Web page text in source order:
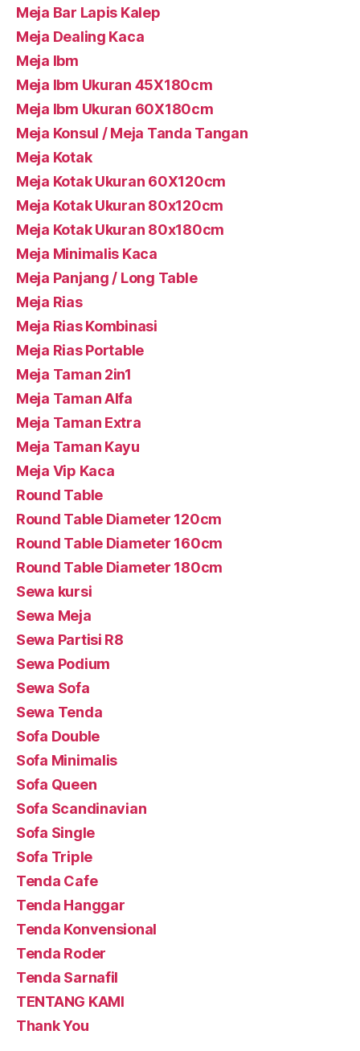
Meja Bar Lapis Kalep
Meja Dealing Kaca
Meja Ibm
Meja Ibm Ukuran 45X180cm
Meja Ibm Ukuran 60X180cm
Meja Konsul / Meja Tanda Tangan
Meja Kotak
Meja Kotak Ukuran 60X120cm
Meja Kotak Ukuran 80x120cm
Meja Kotak Ukuran 80x180cm
Meja Minimalis Kaca
Meja Panjang / Long Table
Meja Rias
Meja Rias Kombinasi
Meja Rias Portable
Meja Taman 2in1
Meja Taman Alfa
Meja Taman Extra
Meja Taman Kayu
Meja Vip Kaca
Round Table
Round Table Diameter 120cm
Round Table Diameter 160cm
Round Table Diameter 180cm
Sewa kursi
Sewa Meja
Sewa Partisi R8
Sewa Podium
Sewa Sofa
Sewa Tenda
Sofa Double
Sofa Minimalis
Sofa Queen
Sofa Scandinavian
Sofa Single
Sofa Triple
Tenda Cafe
Tenda Hanggar
Tenda Konvensional
Tenda Roder
Tenda Sarnafil
TENTANG KAMI
Thank You